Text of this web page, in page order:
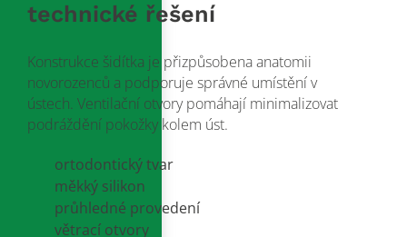
technické řešení
Konstrukce šidítka je přizpůsobena anatomii
novorozenců a podporuje správné umístění v
ústech. Ventilační otvory pomáhají minimalizovat
podráždění pokožky kolem úst.
ortodontický tvar
měkký silikon
průhledné provedení
větrací otvory